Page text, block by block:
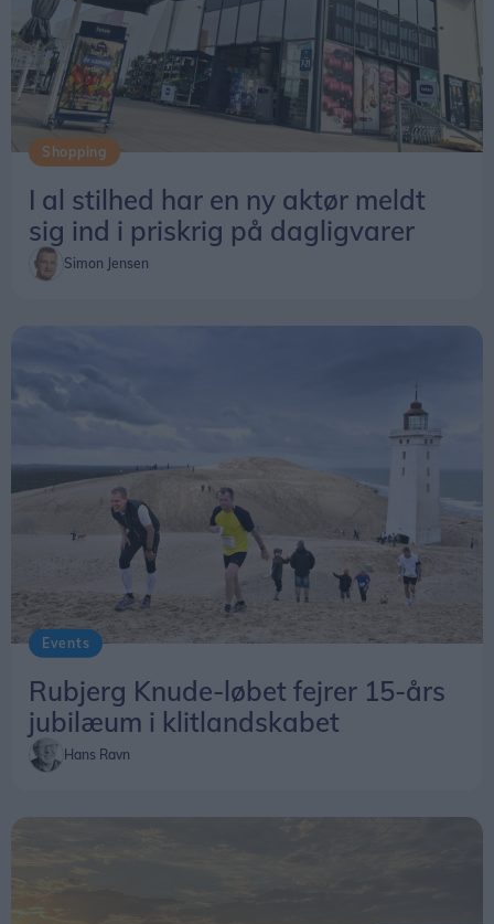
Shopping
I al stilhed har en ny aktør meldt
sig ind i priskrig på dagligvarer
Simon Jensen
Events
Rubjerg Knude-løbet fejrer 15-års
jubilæum i klitlandskabet
Hans Ravn